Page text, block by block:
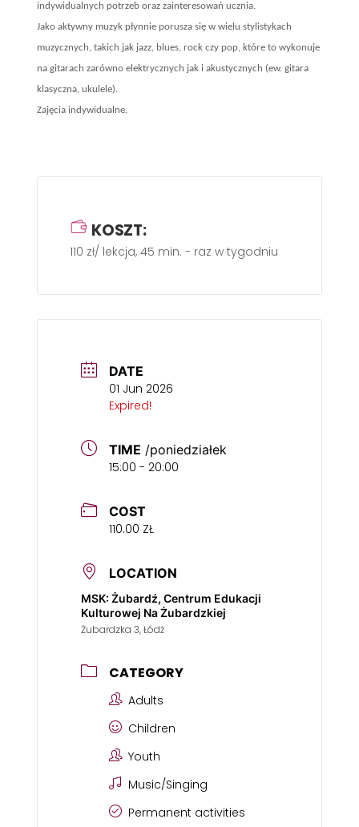
indywidualnych potrzeb oraz zainteresowań ucznia.
Jako aktywny muzyk płynnie porusza się w wielu stylistykach
muzycznych, takich jak jazz, blues, rock czy pop, które to wykonuje
na gitarach zarówno elektrycznych jak i akustycznych (ew. gitara
klasyczna, ukulele).
Zajęcia indywidualne.
KOSZT:
110 zł/ lekcja, 45 min. - raz w tygodniu
DATE
01 Jun 2026
Expired!
TIME /poniedziałek
15:00 - 20:00
COST
110.00 ZŁ
LOCATION
MSK: Żubardź, Centrum Edukacji
Kulturowej Na Żubardzkiej
Żubardzka 3, Łódź
CATEGORY
Adults
Children
Youth
Music/Singing
Permanent activities